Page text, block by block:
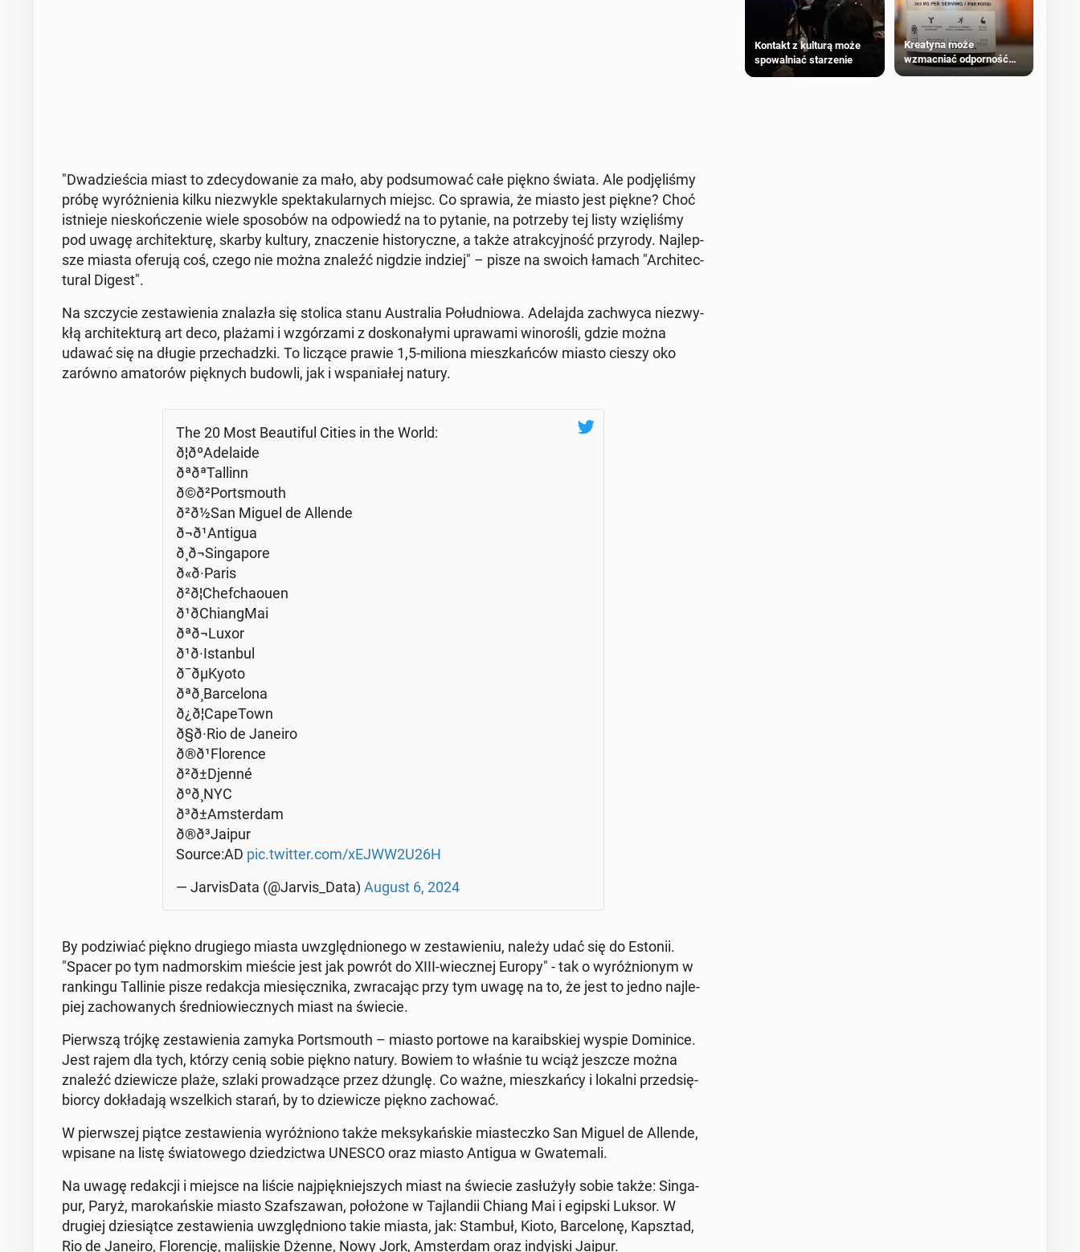
"Dwa­dzie­ścia miast to zde­cy­do­wa­nie za mało, aby pod­su­mo­wać całe piękno świata. Ale pod­ję­li­śmy
próbę wy­róż­nie­nia kilku nie­zwy­kle spek­ta­ku­lar­nych miejsc. Co sprawia, że miasto jest piękne? Choć
ist­nie­je nie­skoń­cze­nie wiele spo­so­bów na od­po­wiedź na to pytanie, na po­trze­by tej listy wzię­li­śmy
pod uwagę ar­chi­tek­tu­rę, skarby kultury, zna­cze­nie hi­sto­rycz­ne, a także atrak­cyj­ność przy­ro­dy. Naj­lep­
sze miasta oferują coś, czego nie można znaleźć nigdzie indziej" – pisze na swoich łamach "Ar­chi­tec­
tu­ral Digest".
Na szczy­cie ze­sta­wie­nia zna­la­zła się stolica stanu Au­stra­lia Po­łu­dnio­wa. Ade­laj­da za­chwy­ca nie­zwy­
kłą ar­chi­tek­tu­rą art deco, plażami i wzgó­rza­mi z do­sko­na­ły­mi upra­wa­mi wi­no­ro­śli, gdzie można
udawać się na długie prze­chadz­ki. To liczące prawie 1,5-miliona miesz­kań­ców miasto cieszy oko
zarówno ama­to­rów pięk­nych budowli, jak i wspa­nia­łej natury.
The 20 Most Be­au­ti­ful Cities in the World:
ð¦ðºA­de­la­ide
ðªðªTal­linn
ð©ð²Ports­mouth
ð²ð½San Miguel de Allende
ð¬ð¹An­ti­gua
ð¸ð¬Sin­ga­po­re
ð«ð·Pa­ris
ð²ð¦Chef­cha­ouen
ð¹ð­ChiangMai
ðªð¬Lu­xor
ð¹ð·I­stan­bul
ð¯ðµKy­oto
ðªð¸Bar­ce­lo­na
ð¿ð¦Ca­pe­Town
ð§ð·Rio de Janeiro
ð®ð¹Flo­ren­ce
ð²ð±Djen­né
ðºð¸NYC
ð³ð±Am­ster­dam
ð®ð³Ja­ipur
Source:AD pic.twitter.com/xEJWW2U26H
— Ja­rvis­Da­ta (@Jarvis_Data) August 6, 2024
By po­dzi­wiać piękno dru­gie­go miasta uwzględ­nio­ne­go w ze­sta­wie­niu, należy udać się do Estonii.
"Spacer po tym nad­mor­skim mieście jest jak powrót do XIII-wiecz­nej Europy" - tak o wy­róż­nio­nym w
ran­kin­gu Tal­li­nie pisze re­dak­cja mie­sięcz­ni­ka, zwra­ca­jąc przy tym uwagę na to, że jest to jedno naj­le­
piej za­cho­wa­nych śre­dnio­wiecz­nych miast na świecie.
Pierw­szą trójkę ze­sta­wie­nia zamyka Por­ts­mouth – miasto portowe na ka­ra­ib­skiej wyspie Do­mi­ni­ce.
Jest rajem dla tych, którzy cenią sobie piękno natury. Bowiem to właśnie tu wciąż jeszcze można
znaleźć dzie­wi­cze plaże, szlaki pro­wa­dzą­ce przez dżunglę. Co ważne, miesz­kań­cy i lokalni przed­się­
bior­cy do­kła­da­ją wszel­kich starań, by to dzie­wi­cze piękno za­cho­wać.
W pierw­szej piątce ze­sta­wie­nia wy­róż­nio­no także mek­sy­kań­skie mia­stecz­ko San Miguel de Allende,
wpisane na listę świa­to­we­go dzie­dzic­twa UNESCO oraz miasto Antigua w Gwa­te­ma­li.
Na uwagę re­dak­cji i miejsce na liście naj­pięk­niej­szych miast na świecie za­słu­ży­ły sobie także: Sin­ga­
pur, Paryż, ma­ro­kań­skie miasto Sza­fsza­wan, po­ło­żo­ne w Taj­lan­dii Chiang Mai i egipski Luksor. W
drugiej dzie­siąt­ce ze­sta­wie­nia uwzględ­nio­no takie miasta, jak: Stambuł, Kioto, Bar­ce­lo­nę, Kapsz­tad,
Rio de Janeiro, Flo­ren­cję, ma­lij­skie Dżenne, Nowy Jork, Am­ster­dam oraz in­dyj­ski Jaipur.
Kontakt z kulturą może
spowalniać starzenie
Kreatyna może
wzmacniać odporność
przeciw nowotworom